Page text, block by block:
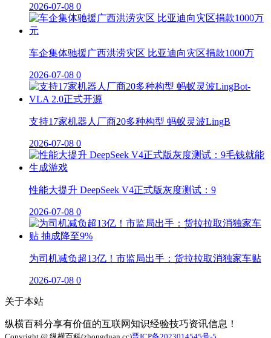
2026-07-08 0
车企集体驰援广西洪涝灾区 比亚迪向灾区捐款1000万
2026-07-08 0
支持17家机器人厂商20多种构型 蚂蚁灵波LingB
2026-07-08 0
性能大提升 DeepSeek V4正式版灰度测试：9
2026-07-08 0
为司机减负超13亿！市监局出手：货拉拉取消独家车贴
2026-07-08 0
关于本站
纵横百科分享有价值的互联网知识经验技巧资讯信息！